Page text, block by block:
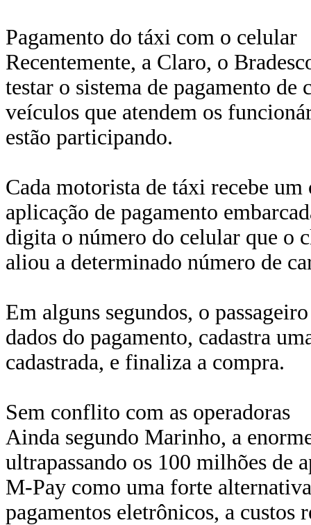
Pagamento do táxi com o celular
Recentemente, a Claro, o
testar o sistema de pagamento
veículos que atendem os
estão participando.
Cada motorista de táxi recebe
aplicação de pagamento
digita o número do celular que o
aliou a determinado número de
Em alguns segundos, o
dados do pagamento, cadastra
cadastrada, e finaliza a compra.
Sem conflito com as operadoras
Ainda segundo Marinho, a
ultrapassando os 100 milhões de
M-Pay como uma forte
pagamentos eletrônicos, a custos